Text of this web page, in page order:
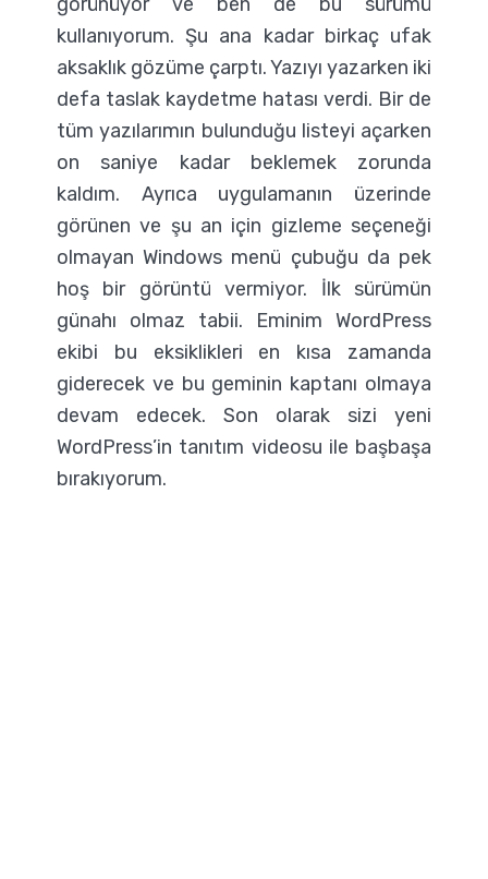
kullanıyorum. Şu ana kadar birkaç ufak
aksaklık gözüme çarptı. Yazıyı yazarken iki
defa taslak kaydetme hatası verdi. Bir de
tüm yazılarımın bulunduğu listeyi açarken
on saniye kadar beklemek zorunda
kaldım. Ayrıca uygulamanın üzerinde
görünen ve şu an için gizleme seçeneği
olmayan Windows menü çubuğu da pek
hoş bir görüntü vermiyor. İlk sürümün
günahı olmaz tabii. Eminim WordPress
ekibi bu eksiklikleri en kısa zamanda
giderecek ve bu geminin kaptanı olmaya
devam edecek. Son olarak sizi yeni
WordPress’in tanıtım videosu ile başbaşa
bırakıyorum.